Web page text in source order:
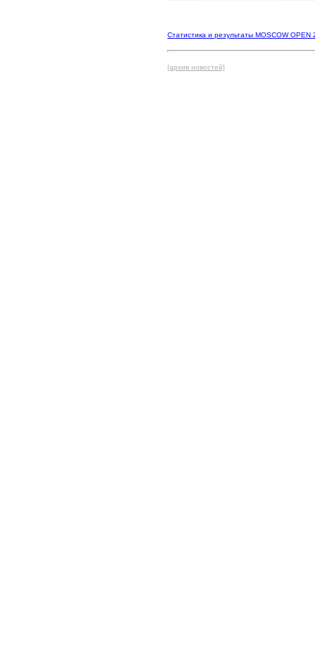
Статистика и результаты MOSCOW OPEN
[архив новостей]